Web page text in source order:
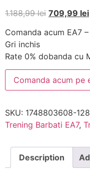
1.188,99lei 709,99 lei
Comanda acum EA7
Gri inchis
Rate 0% dobanda cu
Comanda acum pe
SKU: 1748803608-
Trening Barbati EA7,
Description